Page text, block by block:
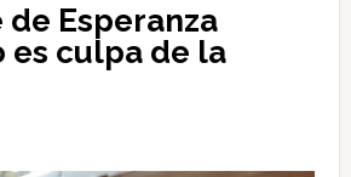
de Esperanza
es culpa de la